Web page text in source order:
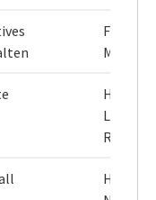
Frau
Herr
Lemke-
Herr